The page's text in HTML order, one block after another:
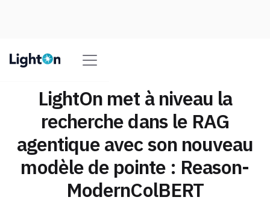
LightOn met à niveau la
recherche dans le RAG
agentique avec son nouveau
modèle de pointe : Reason-
ModernColBERT